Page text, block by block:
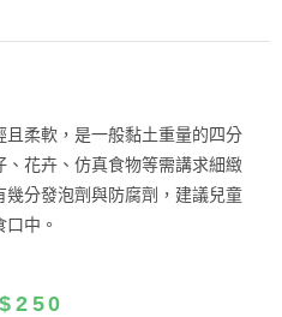
柔軟，是一般黏土重量的四分
花卉、仿真食物等需講求細緻
幾分發泡劑與防腐劑，建議兒童
中。
250